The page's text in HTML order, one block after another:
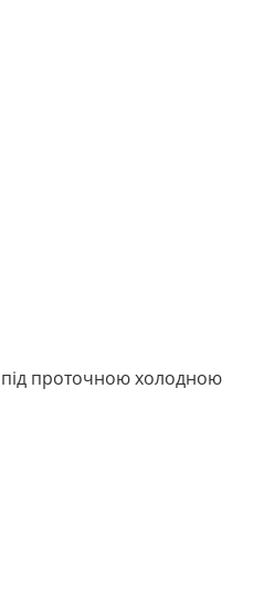
під проточною холодною